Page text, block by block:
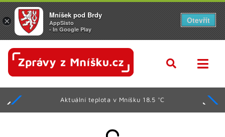
Aktuální teplota v Mníšku 18.5 °C
×
Mníšek pod Brdy
AppSisto
- In Google Play
Otevřít